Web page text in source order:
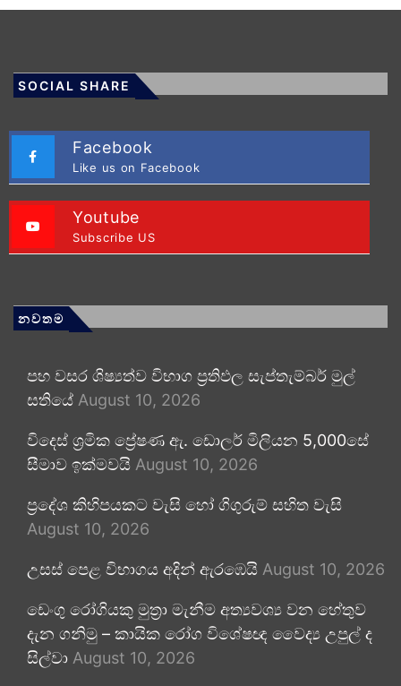
SOCIAL SHARE
Facebook
Like us on Facebook
Youtube
Subscribe US
නවතම
පහ වසර ශිෂ්‍යත්ව විභාග ප්‍රතිඵල සැප්තැම්බර් මුල්
සතියේ August 10, 2026
විදෙස් ශ්‍රමික ප්‍රේෂණ ඇ. ඩොලර් මිලියන 5,000සේ
සීමාව ඉක්මවයි August 10, 2026
ප්‍රදේශ කිහිපයකට වැසි හෝ ගිගුරුම් සහිත වැසි
August 10, 2026
උසස් පෙළ විභාගය අදින් ඇරඹෙයි August 10, 2026
ඩෙංගු රෝගියකු ⁣මුත්‍රා මැනීම අත්‍යවශ්‍ය වන හේතුව
දැන ගනිමු – කායික රෝග විශේෂඥ වෛද්‍ය උපුල් ද
සිල්වා August 10, 2026